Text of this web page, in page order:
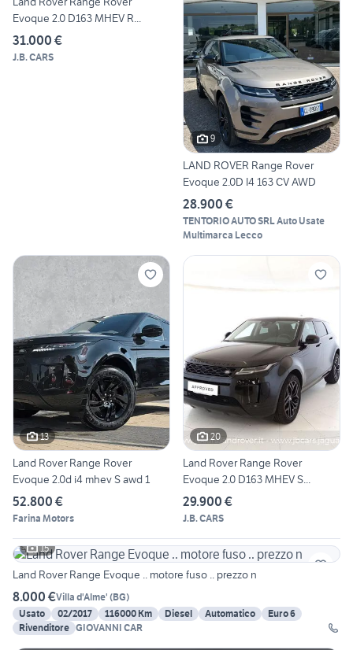
Evoque 2.0 D163 MHEV R...
31.000 €
J.B. CARS
9
LAND ROVER Range Rover
Evoque 2.0D I4 163 CV AWD
28.900 €
TENTORIO AUTO SRL Auto Usate
Multimarca Lecco
13
Land Rover Range Rover
Evoque 2.0d i4 mhev S awd 1
52.800 €
Farina Motors
20
Land Rover Range Rover
Evoque 2.0 D163 MHEV S...
29.900 €
J.B. CARS
15
Land Rover Range Evoque .. motore fuso .. prezzo n
8.000 €Villa d'Alme' (BG)
Usato
02/2017 116000 Km Diesel Automatico
Euro 6
Rivenditore GIOVANNI CAR